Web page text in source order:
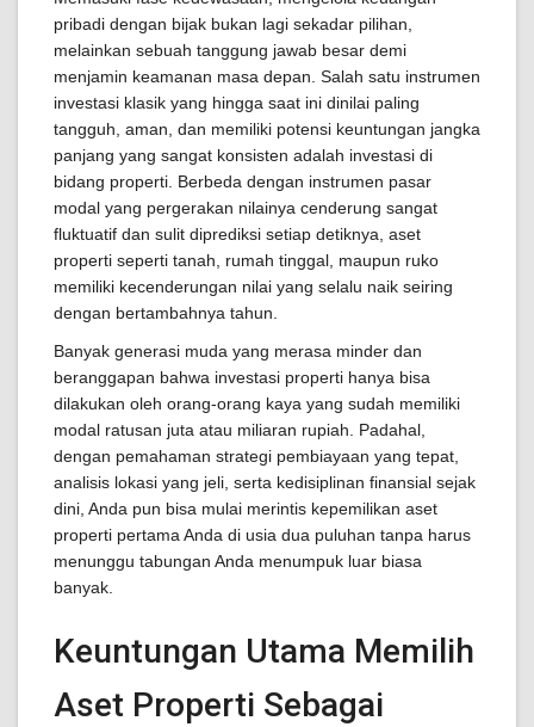
pribadi dengan bijak bukan lagi sekadar pilihan,
melainkan sebuah tanggung jawab besar demi
menjamin keamanan masa depan. Salah satu instrumen
investasi klasik yang hingga saat ini dinilai paling
tangguh, aman, dan memiliki potensi keuntungan jangka
panjang yang sangat konsisten adalah investasi di
bidang properti. Berbeda dengan instrumen pasar
modal yang pergerakan nilainya cenderung sangat
fluktuatif dan sulit diprediksi setiap detiknya, aset
properti seperti tanah, rumah tinggal, maupun ruko
memiliki kecenderungan nilai yang selalu naik seiring
dengan bertambahnya tahun.
Banyak generasi muda yang merasa minder dan
beranggapan bahwa investasi properti hanya bisa
dilakukan oleh orang-orang kaya yang sudah memiliki
modal ratusan juta atau miliaran rupiah. Padahal,
dengan pemahaman strategi pembiayaan yang tepat,
analisis lokasi yang jeli, serta kedisiplinan finansial sejak
dini, Anda pun bisa mulai merintis kepemilikan aset
properti pertama Anda di usia dua puluhan tanpa harus
menunggu tabungan Anda menumpuk luar biasa
banyak.
Keuntungan Utama Memilih
Aset Properti Sebagai